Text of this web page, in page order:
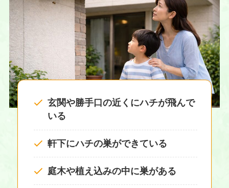
玄関や勝手口の近くにハチが飛んで
いる
軒下にハチの巣ができている
庭木や植え込みの中に巣がある